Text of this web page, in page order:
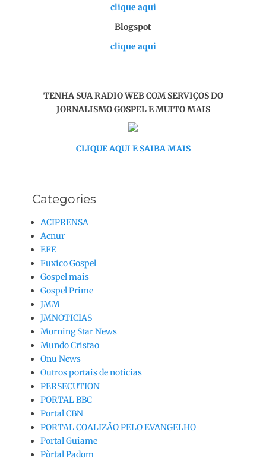
clique aqui
Blogspot
clique aqui
TENHA SUA RADIO WEB COM SERVIÇOS DO
JORNALISMO GOSPEL E MUITO MAIS
CLIQUE AQUI E SAIBA MAIS
Categories
ACIPRENSA
Acnur
EFE
Fuxico Gospel
Gospel mais
Gospel Prime
JMM
JMNOTICIAS
Morning Star News
Mundo Cristao
Onu News
Outros portais de noticias
PERSECUTION
PORTAL BBC
Portal CBN
PORTAL COALIZÃO PELO EVANGELHO
Portal Guiame
Pòrtal Padom